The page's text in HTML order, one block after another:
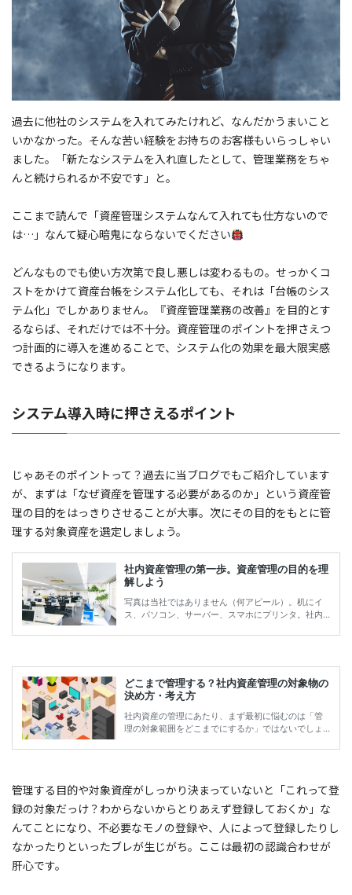
過去に他社のシステムを入れてみたけれど、なんだかうまいこと
いかなかった。そんな苦い経験をお持ちのお客様もいらっしゃい
ました。「新たなシステムを入れ直したとして、管理業務をちゃ
んと続けられるか不安です」と。
ここまで読んで「資産管理システムなんて入れても仕方ないので
は…」なんて疑心暗鬼にならないでください
どんなものでも使い方次第で良し悪しは変わるもの。せっかくコ
ストをかけて資産台帳をシステム化しても、それは「台帳のシス
テム化」でしかありません。『資産管理業務の改善』を目的とす
るならば、それだけでは不十分。資産管理のポイントを押さえつ
つ計画的に導入を進めることで、システム化の効果を最大限実感
できるようになります。
システム導入時に押さえるポイント
じゃあそのポイントって？過去に当ブログでもご紹介しています
が、まずは「なぜ資産を管理する必要があるのか」という資産管
理の目的をはっきりさせることが大事。次にその目的をもとに管
理する対象資産を選定しましょう。
管理する目的や対象資産がしっかり決まっていないと「これって登
録の対象だっけ？わからないからとりあえず登録しておくか」な
んてことになり、不必要なモノの登録や、人によって登録したりし
なかったりといったブレが生じがち。ここは最初の認識合わせが
肝心です。